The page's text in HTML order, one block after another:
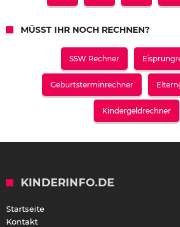
MÜSST IHR NOCH RECHNEN?
SSW Rechner
Geburtsterminrechner
Kindergeldrechner
KINDERINFO.DE
Startseite
Kontakt